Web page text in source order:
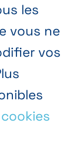
vente
les
vous ne
vos